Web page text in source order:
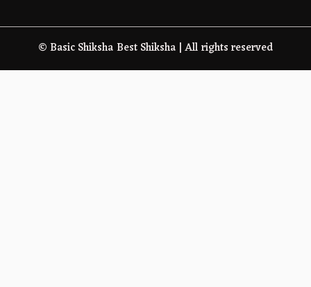
© Basic Shiksha Best Shiksha | All rights reserved